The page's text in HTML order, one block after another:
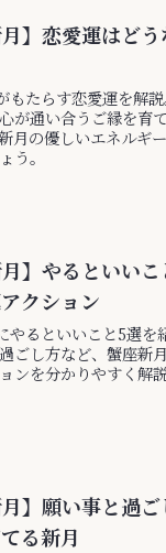
】恋愛運はど
たらす恋愛運を解
が通い合うご縁を育
月の優しいエネルギ
う。
】やるといい
クション
るといいこと5選を
ごし方など、蟹座新
ンを分かりやすく解説
】願い事と過
る新月